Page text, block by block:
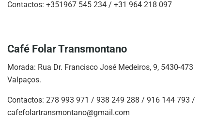
Contactos: +351967 545 234 / +31 964 218 097
Café Folar Transmontano
Morada: Rua Dr. Francisco José Medeiros, 9, 5430-473
Valpaços.
Contactos: 278 993 971 / 938 249 288 / 916 144 793 /
cafefolartransmontano@gmail.com